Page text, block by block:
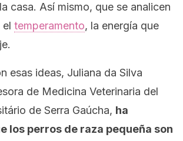
casa. Así mismo, que se analicen
temperamento, la energía que
esas ideas, Juliana da Silva
de Medicina Veterinaria del
de Serra Gaúcha, ha
los perros de raza pequeña son